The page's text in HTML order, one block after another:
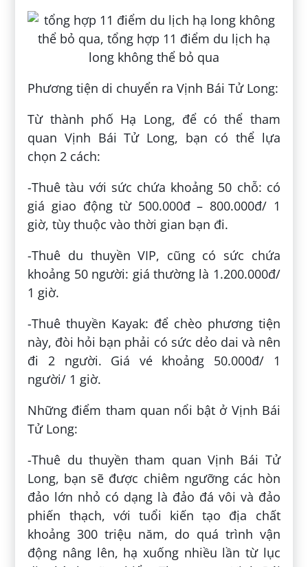
Phương tiện di chuyển ra Vịnh Bái Tử Long:
Từ thành phố Hạ Long, để có thể tham
quan Vịnh Bái Tử Long, bạn có thể lựa
chọn 2 cách:
-Thuê tàu với sức chứa khoảng 50 chỗ: có
giá giao động từ 500.000đ – 800.000đ/ 1
giờ, tùy thuộc vào thời gian bạn đi.
-Thuê du thuyền VIP, cũng có sức chứa
khoảng 50 người: giá thường là 1.200.000đ/
1 giờ.
-Thuê thuyền Kayak: để chèo phương tiện
này, đòi hỏi bạn phải có sức dẻo dai và nên
đi 2 người. Giá vé khoảng 50.000đ/ 1
người/ 1 giờ.
Những điểm tham quan nổi bật ở Vịnh Bái
Tử Long:
-Thuê du thuyền tham quan Vịnh Bái Tử
Long, bạn sẽ được chiêm ngưỡng các hòn
đảo lớn nhỏ có dạng là đảo đá vôi và đảo
phiến thạch, với tuổi kiến tạo địa chất
khoảng 300 triệu năm, do quá trình vận
động nâng lên, hạ xuống nhiều lần từ lục